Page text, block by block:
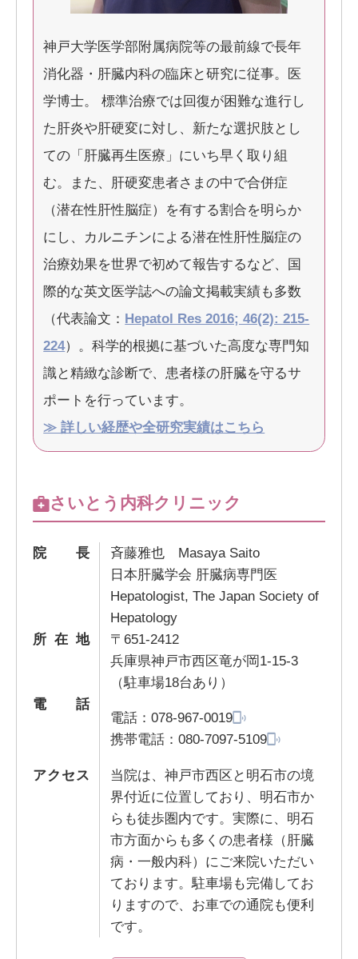
神戸大学医学部附属病院等の最前線で長年
消化器・肝臓内科の臨床と研究に従事。医
学博士。 標準治療では回復が困難な進行し
た肝炎や肝硬変に対し、新たな選択肢とし
ての「肝臓再生医療」にいち早く取り組
む。また、肝硬変患者さまの中で合併症
（潜在性肝性脳症）を有する割合を明らか
にし、カルニチンによる潜在性肝性脳症の
治療効果を世界で初めて報告するなど、国
際的な英文医学誌への論文掲載実績も多数
（代表論文： Hepatol Res 2016; 46(2): 215-
224）。科学的根拠に基づいた高度な専門知
識と精緻な診断で、患者様の肝臓を守るサ
ポートを行っています。
≫ 詳しい経歴や全研究実績はこちら
さいとう内科クリニック
院長
斉藤雅也 Masaya Saito
日本肝臓学会 肝臓病専門医
Hepatologist, The Japan Society of
Hepatology
所在地
〒651-2412
兵庫県神戸市西区竜が岡1-15-3
（駐車場18台あり）
電話
電話： 078-967-0019
携帯電話： 080-7097-5109
アクセス
当院は、神戸市西区と明石市の境
界付近に位置しており、明石市か
らも徒歩圏内です。実際に、明石
市方面からも多くの患者様（肝臓
病・一般内科）にご来院いただい
ております。駐車場も完備してお
りますので、お車での通院も便利
です。